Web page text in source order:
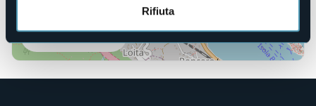
Rifiuta
Apri mappa